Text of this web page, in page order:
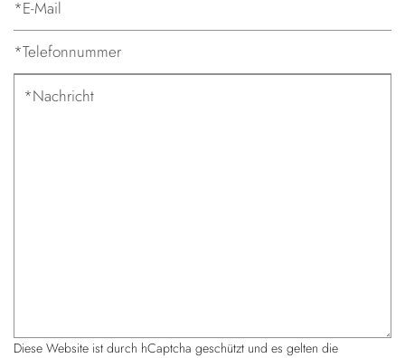
Diese Website ist durch hCaptcha geschützt und es gelten die